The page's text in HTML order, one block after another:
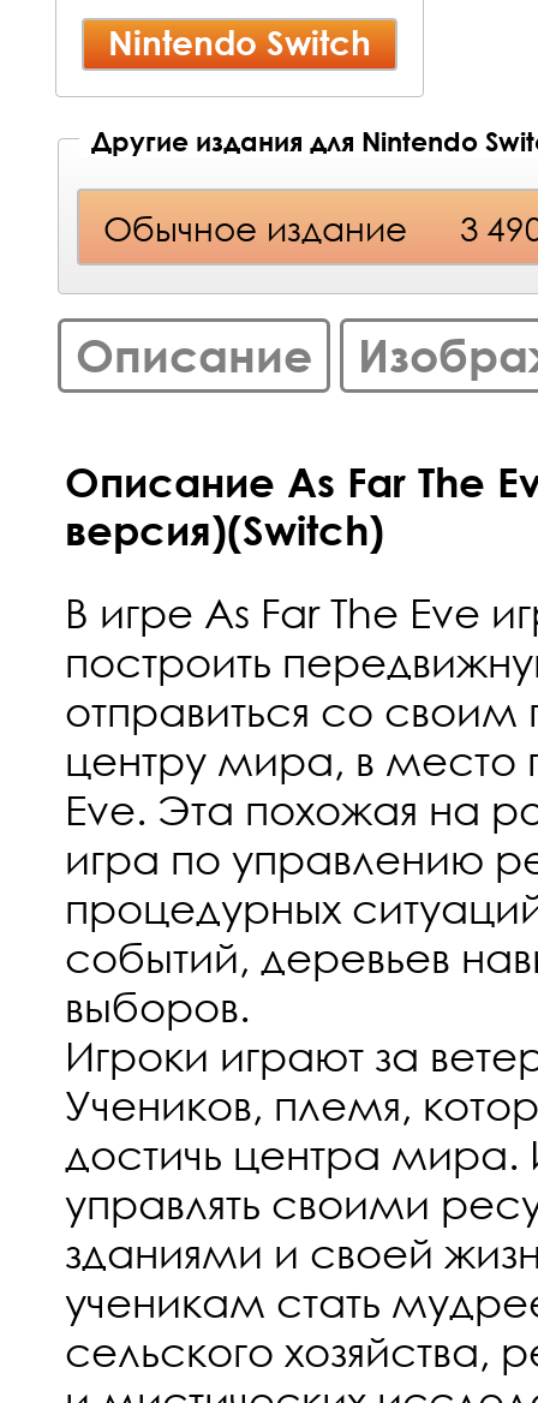
Nintendo Switch
Другие издания для Nintendo
Обычное издание 3
Описание
Описание As Far The
версия)(Switch)
В игре As Far The Eve
построить
отправиться со
центру мира, в место
Eve. Эта похожая на
игра по управлению
процедурных
событий, деревьев
выборов.
Игроки играют за
Учеников, племя,
достичь центра
управлять своими
зданиями и своей
ученикам стать
сельского хозяйства,